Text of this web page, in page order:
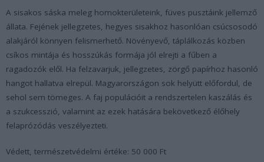
A sisakos sáska meleg homokterületeink, füves pusztáink jellemző
állata. Fejének jellegzetes, hegyes sisakhoz hasonlóan csúcsosodó
alakjáról könnyen felismerhető. Növényevő, táplálkozás közben
csíkos mintája és hosszúkás formája jól elrejti a fűben a
ragadozók elől. Ha felzavarjuk, jellegzetes, zörgő papírhoz hasonló
hangot hallatva elrepül. Magyarországon sok helyütt előfordul, de
sehol sem tömeges. A faj populációit a rendszertelen kaszálás és
a szukcesszió, valamint az ezek hatására bekövetkező élőhely
felaprózódás veszélyezteti.
Védett, természetvédelmi értéke: 50 000 Ft